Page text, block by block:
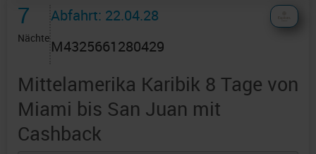
7
Nächte
Abfahrt: 22.04.28
M4325661280429
Mittelamerika Karibik 8 Tage von
Miami bis San Juan mit
Cashback